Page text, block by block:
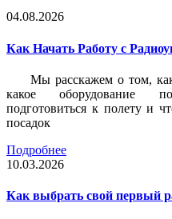
04.08.2026
Как Начать Работу с
Мы расскажем о том,
какое оборудование
подготовиться к полету и
посадок
Подробнее
10.03.2026
Как выбрать свой первый